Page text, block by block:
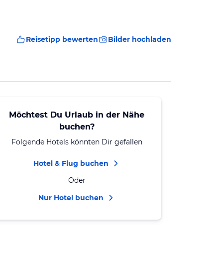
Reisetipp bewerten Bilder hochladen
Möchtest Du Urlaub in der Nähe
buchen?
Folgende Hotels könnten Dir gefallen
Hotel & Flug buchen
Oder
Nur Hotel buchen